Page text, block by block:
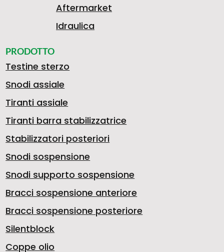
Aftermarket
Idraulica
PRODOTTO
Testine sterzo
Snodi assiale
Tiranti assiale
Tiranti barra stabilizzatrice
Stabilizzatori posteriori
Snodi sospensione
Snodi supporto sospensione
Bracci sospensione anteriore
Bracci sospensione posteriore
Silentblock
Coppe olio